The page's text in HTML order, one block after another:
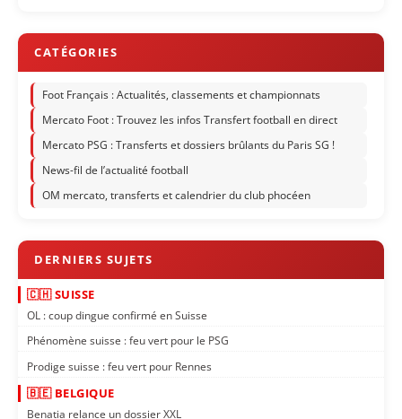
Foot Français : Actualités, classements et championnats
Mercato Foot : Trouvez les infos Transfert football en direct
Mercato PSG : Transferts et dossiers brûlants du Paris SG !
News-fil de l’actualité football
OM mercato, transferts et calendrier du club phocéen
🇨🇭 SUISSE
OL : coup dingue confirmé en Suisse
Phénomène suisse : feu vert pour le PSG
Prodige suisse : feu vert pour Rennes
🇧🇪 BELGIQUE
Benatia relance un dossier XXL